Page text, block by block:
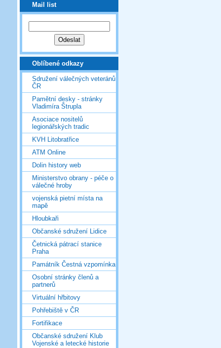
Mail list
Oblíbené odkazy
Sdružení válečných veteránů
ČR
Pamětní desky - stránky
Vladimíra Štrupla
Asociace nositelů
legionářských tradic
KVH Litobratřice
ATM Online
Dolin history web
Ministerstvo obrany - péče o
válečné hroby
vojenská pietní místa na
mapě
Hloubkaři
Občanské sdružení Lidice
Četnická pátrací stanice
Praha
Památník Čestná vzpomínka
Osobní stránky členů a
partnerů
Virtuální hřbitovy
Pohřebiště v ČR
Fortifikace
Občanské sdružení Klub
Vojenské a letecké historie